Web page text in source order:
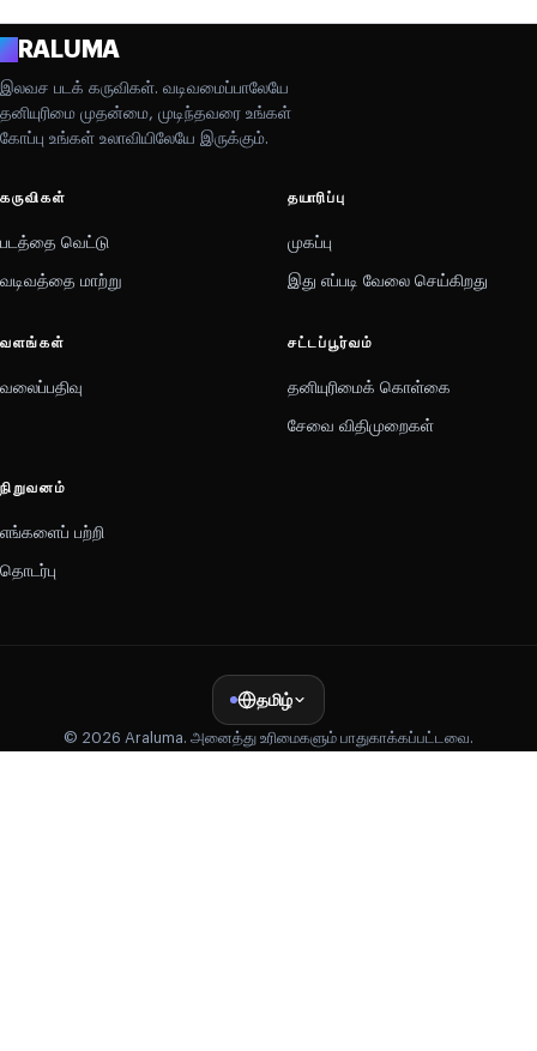
ARALUMA
இலவச படக் கருவிகள். வடிவமைப்பாலேயே
தனியுரிமை முதன்மை, முடிந்தவரை உங்கள்
கோப்பு உங்கள் உலாவியிலேயே இருக்கும்.
கருவிகள்
படத்தை வெட்டு
வடிவத்தை மாற்று
தயாரிப்பு
முகப்பு
இது எப்படி வேலை செய்கிறது
வளங்கள்
வலைப்பதிவு
சட்டப்பூர்வம்
தனியுரிமைக் கொள்கை
சேவை விதிமுறைகள்
நிறுவனம்
எங்களைப் பற்றி
தொடர்பு
தமிழ்
© 2026 Araluma. அனைத்து உரிமைகளும் பாதுகாக்கப்பட்டவை.